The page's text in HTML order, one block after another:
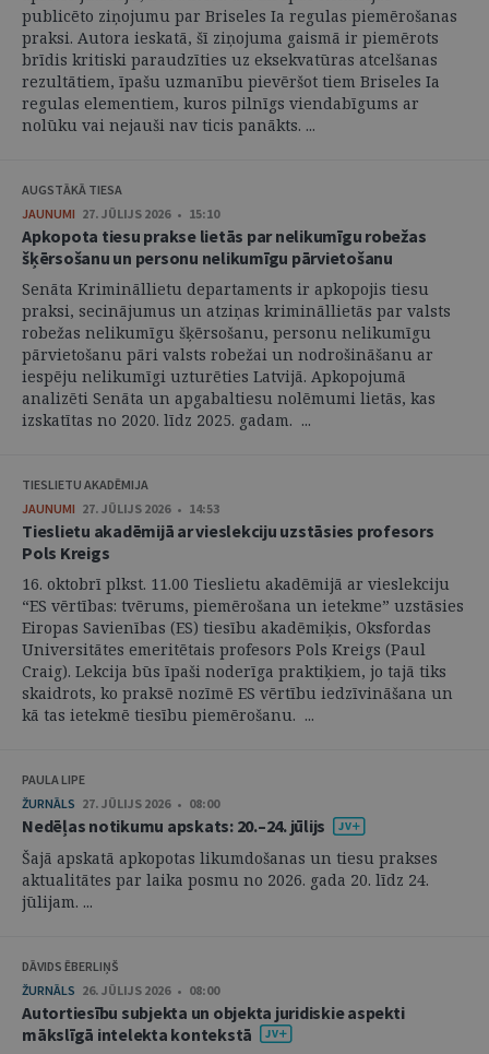
publicēto ziņojumu par Briseles Ia regulas piemērošanas
praksi. Autora ieskatā, šī ziņojuma gaismā ir piemērots
brīdis kritiski paraudzīties uz eksekvatūras atcelšanas
rezultātiem, īpašu uzmanību pievēršot tiem Briseles Ia
regulas elementiem, kuros pilnīgs viendabīgums ar
nolūku vai nejauši nav ticis panākts. ...
AUGSTĀKĀ TIESA
JAUNUMI 27. JŪLIJS 2026 • 15:10
Apkopota tiesu prakse lietās par nelikumīgu robežas
šķērsošanu un personu nelikumīgu pārvietošanu
Senāta Krimināllietu departaments ir apkopojis tiesu
praksi, secinājumus un atziņas krimināllietās par valsts
robežas nelikumīgu šķērsošanu, personu nelikumīgu
pārvietošanu pāri valsts robežai un nodrošināšanu ar
iespēju nelikumīgi uzturēties Latvijā. Apkopojumā
analizēti Senāta un apgabaltiesu nolēmumi lietās, kas
izskatītas no 2020. līdz 2025. gadam. ...
TIESLIETU AKADĒMIJA
JAUNUMI 27. JŪLIJS 2026 • 14:53
Tieslietu akadēmijā ar vieslekciju uzstāsies profesors
Pols Kreigs
16. oktobrī plkst. 11.00 Tieslietu akadēmijā ar vieslekciju
“ES vērtības: tvērums, piemērošana un ietekme” uzstāsies
Eiropas Savienības (ES) tiesību akadēmiķis, Oksfordas
Universitātes emeritētais profesors Pols Kreigs (Paul
Craig). Lekcija būs īpaši noderīga praktiķiem, jo tajā tiks
skaidrots, ko praksē nozīmē ES vērtību iedzīvināšana un
kā tas ietekmē tiesību piemērošanu. ...
PAULA LIPE
ŽURNĀLS 27. JŪLIJS 2026 • 08:00
Nedēļas notikumu apskats: 20.–24. jūlijs
Šajā apskatā apkopotas likumdošanas un tiesu prakses
aktualitātes par laika posmu no 2026. gada 20. līdz 24.
jūlijam. ...
DĀVIDS ĒBERLIŅŠ
ŽURNĀLS 26. JŪLIJS 2026 • 08:00
Autortiesību subjekta un objekta juridiskie aspekti
mākslīgā intelekta kontekstā